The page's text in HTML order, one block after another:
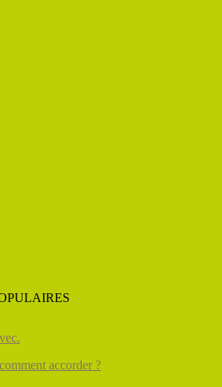
accorder ?